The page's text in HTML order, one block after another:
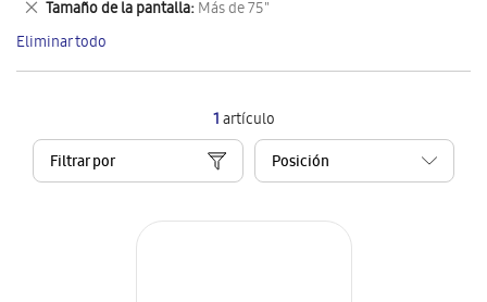
1artículo
Filtrar por
artículo
Tamaño de la pantalla Más de 75"
Eliminar
este
artículo
Eliminar todo